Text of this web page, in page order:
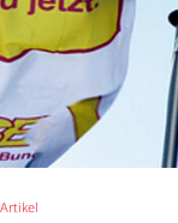
Artikel